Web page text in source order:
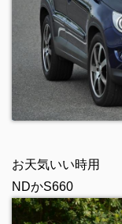
お天気いい時用
NDかS660